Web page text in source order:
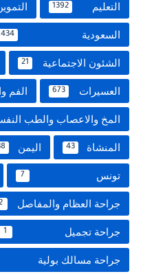
التعليم 1392
السعودية 434
الشئون الاجتماعية 21
العسيرات 673 الفم
المخ والاعصاب والطب
المنشاة 43 اليمن
تونس 7
جراحة العظام والمفاصل
جراحة تجميل 1
جراحة مسالك بولية